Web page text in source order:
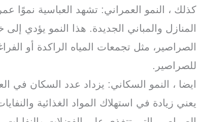
كذلك ، النمو العمراني: تشهد العباسية نموًا
المنازل والمباني الجديدة. هذا النمو يؤدي
الصراصير، مثل تجمعات المياه الراكدة أو
للصراصير.
ايضا ، النمو السكاني: يزداد عدد السكان في
يعني زيادة في استهلاك المواد الغذائية